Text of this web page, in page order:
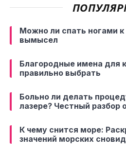
Можно ли спать ногами к
вымысел
Благородные имена для
правильно выбрать
Больно ли делать
лазере? Честный разбор
К чему снится море:
значений морских